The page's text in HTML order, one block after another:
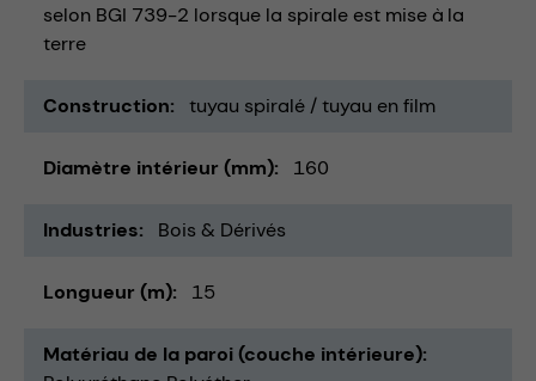
selon BGI 739-2 lorsque la spirale est mise à la
terre
Construction tuyau spiralé / tuyau en film
Diamètre intérieur (mm) 160
Industries Bois & Dérivés
Longueur (m) 15
Matériau de la paroi (couche intérieure)